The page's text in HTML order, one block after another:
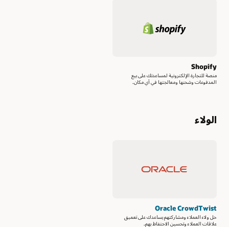
Shopify
منصة للتجارة الإلكترونية لمساعدتك على بيع
المدفوعات وشحنها ومعالجتها في أي مكان.
الولاء
Oracle CrowdTwist
حل ولاء العملاء ومشاركتهم يساعدك على تعميق
علاقات العملاء وتحسين الاحتفاظ بهم.